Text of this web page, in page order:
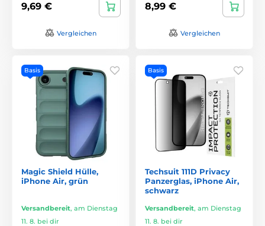
9,69 €
Vergleichen
8,99 €
Vergleichen
Basis
Magic Shield Hülle,
iPhone Air, grün
Versandbereit, am Dienstag
11. 8. bei dir
Basis
Techsuit 111D Privacy
Panzerglas, iPhone Air,
schwarz
Versandbereit, am Dienstag
11. 8. bei dir